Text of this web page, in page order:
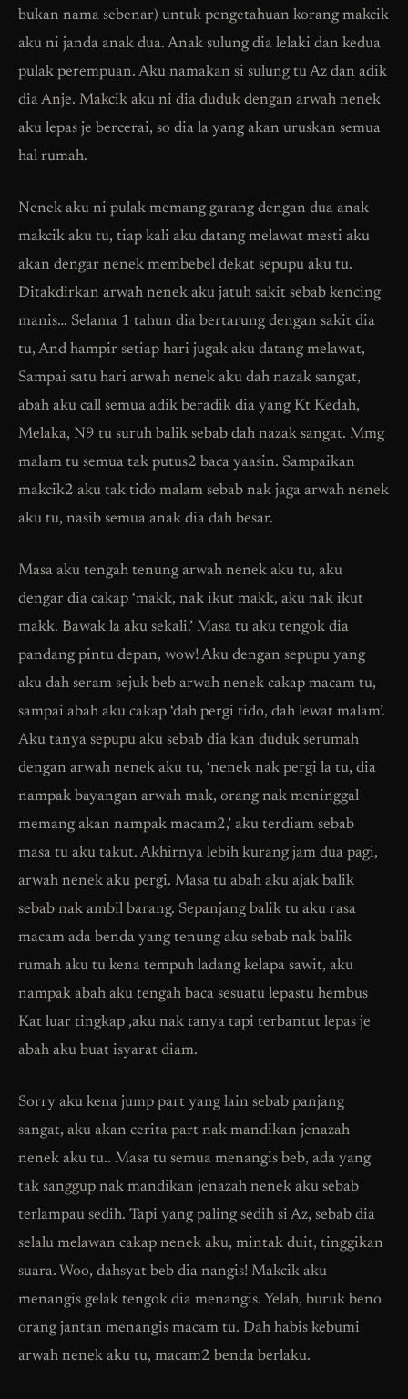
bukan nama sebenar) untuk pengetahuan korang makcik
aku ni janda anak dua. Anak sulung dia lelaki dan kedua
pulak perempuan. Aku namakan si sulung tu Az dan adik
dia Anje. Makcik aku ni dia duduk dengan arwah nenek
aku lepas je bercerai, so dia la yang akan uruskan semua
hal rumah.
Nenek aku ni pulak memang garang dengan dua anak
makcik aku tu, tiap kali aku datang melawat mesti aku
akan dengar nenek membebel dekat sepupu aku tu.
Ditakdirkan arwah nenek aku jatuh sakit sebab kencing
manis… Selama 1 tahun dia bertarung dengan sakit dia
tu, And hampir setiap hari jugak aku datang melawat,
Sampai satu hari arwah nenek aku dah nazak sangat,
abah aku call semua adik beradik dia yang Kt Kedah,
Melaka, N9 tu suruh balik sebab dah nazak sangat. Mmg
malam tu semua tak putus2 baca yaasin. Sampaikan
makcik2 aku tak tido malam sebab nak jaga arwah nenek
aku tu, nasib semua anak dia dah besar.
Masa aku tengah tenung arwah nenek aku tu, aku
dengar dia cakap ‘makk, nak ikut makk, aku nak ikut
makk. Bawak la aku sekali.’ Masa tu aku tengok dia
pandang pintu depan, wow! Aku dengan sepupu yang
aku dah seram sejuk beb arwah nenek cakap macam tu,
sampai abah aku cakap ‘dah pergi tido, dah lewat malam’.
Aku tanya sepupu aku sebab dia kan duduk serumah
dengan arwah nenek aku tu, ‘nenek nak pergi la tu, dia
nampak bayangan arwah mak, orang nak meninggal
memang akan nampak macam2,’ aku terdiam sebab
masa tu aku takut. Akhirnya lebih kurang jam dua pagi,
arwah nenek aku pergi. Masa tu abah aku ajak balik
sebab nak ambil barang. Sepanjang balik tu aku rasa
macam ada benda yang tenung aku sebab nak balik
rumah aku tu kena tempuh ladang kelapa sawit, aku
nampak abah aku tengah baca sesuatu lepastu hembus
Kat luar tingkap ,aku nak tanya tapi terbantut lepas je
abah aku buat isyarat diam.
Sorry aku kena jump part yang lain sebab panjang
sangat, aku akan cerita part nak mandikan jenazah
nenek aku tu.. Masa tu semua menangis beb, ada yang
tak sanggup nak mandikan jenazah nenek aku sebab
terlampau sedih. Tapi yang paling sedih si Az, sebab dia
selalu melawan cakap nenek aku, mintak duit, tinggikan
suara. Woo, dahsyat beb dia nangis! Makcik aku
menangis gelak tengok dia menangis. Yelah, buruk beno
orang jantan menangis macam tu. Dah habis kebumi
arwah nenek aku tu, macam2 benda berlaku.